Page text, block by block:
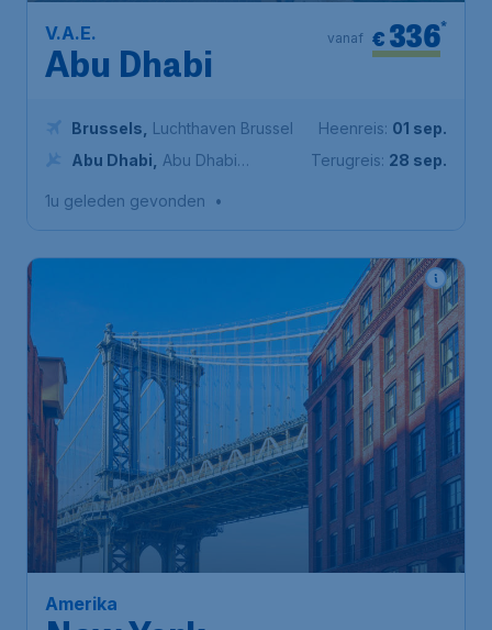
V.A.E.
Abu Dhabi
€ 336*
vanaf
Brussels
Luchthaven Brussel
Abu Dhabi
Abu Dhabi
Heenreis: 01 sep.
Terugreis: 28 sep.
1u geleden gevonden •
Amerika
New York
€ 482 *
New York ,
J. F. Kennedy